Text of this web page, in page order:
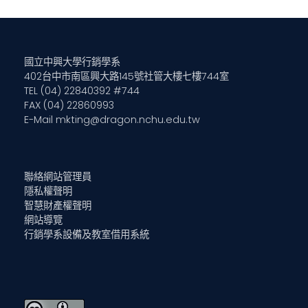
國立中興大學行銷學系
402台中市南區興大路145號社管大樓七樓744室
TEL (04) 22840392 #744
FAX (04) 22860993
E-Mail mkting@dragon.nchu.edu.tw
聯絡網站管理員
隱私權聲明
智慧財產權聲明
網站導覽
行銷學系設備及教室借用系統